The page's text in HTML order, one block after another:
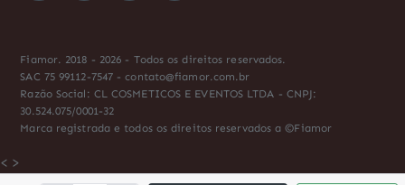
Fiamor. 2018 - 2026 - Todos os direitos reservados.
SAC 75 99112-7547 - contato@fiamor.com.br
Razão Social: CL COSMETICOS E EVENTOS LTDA - CNPJ:
30.524.075/0001-32
Marca registrada e todos os direitos reservados a ©Fiamor
< >